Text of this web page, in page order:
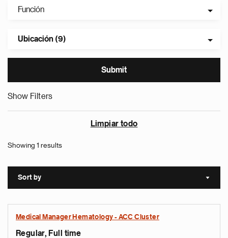
Función
Ubicación (9)
Show Filters
Limpiar todo
Showing 1 results
Sort by Sort
Medical Manager Hematology - ACC Cluster
Regular, Full time